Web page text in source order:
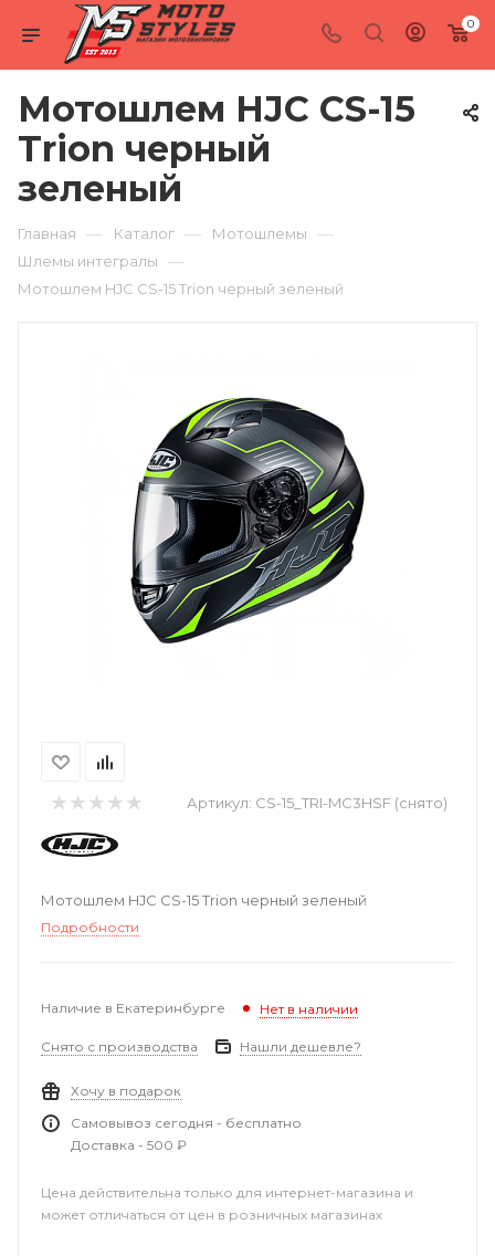
0
Мотошлем HJC CS-15
Trion черный
зеленый
Главная — Каталог — Мотошлемы —
Шлемы интегралы —
Мотошлем HJC CS-15 Trion черный зеленый
Артикул: CS-15_TRI-MC3HSF (снято)
Мотошлем HJC CS-15 Trion черный зеленый
Подробности
Наличие в Екатеринбурге Нет в наличии
Снято с производства Нашли дешевле?
Хочу в подарок
Самовывоз сегодня - бесплатно
Доставка - 500 ₽
Цена действительна только для интернет-магазина и
может отличаться от цен в розничных магазинах